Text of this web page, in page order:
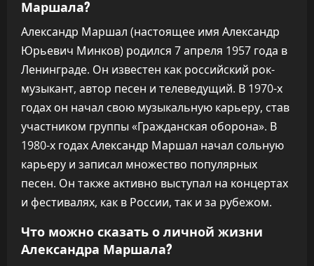
Маршала?
Александр Маршал (настоящее имя Александр
Юрьевич Минков) родился 7 апреля 1957 года в
Ленинграде. Он известен как российский рок-
музыкант, автор песен и телеведущий. В 1970-х
годах он начал свою музыкальную карьеру, став
участником группы «Гражданская оборона». В
1980-х годах Александр Маршал начал сольную
карьеру и записал множество популярных
песен. Он также активно выступал на концертах
и фестивалях, как в России, так и за рубежом.
Что можно сказать о личной жизни
Александра Маршала?